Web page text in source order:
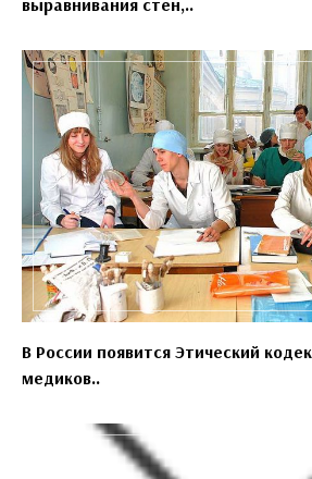
выравнивания стен,..
В России появится Этический
медиков..